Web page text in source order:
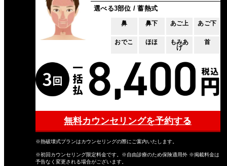
選べる3部位 / 蓄熱式
鼻 鼻下 あご上 あご下
おでこ ほほ もみあ
げ
首
無料カウンセリングを予約する
※熱破壊式プランはカウンセリングの際にご案内いたします。
※初回カウンセリング限定料金です。※自由診療のため保険適用外 ※掲載料金は
予告なく変更される場合がございます。